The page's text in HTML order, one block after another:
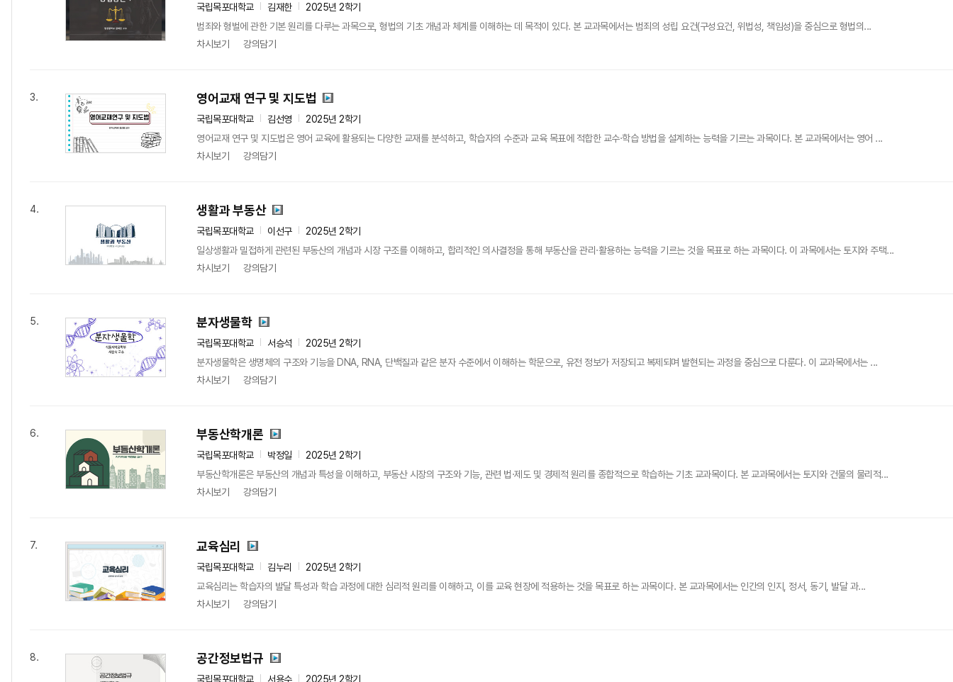
국립목포대학교 김재한
2025년 2학기
범죄와 형벌에 관한 기본 원리를 다루는 과목으로, 형법의 기초 개념과 체계를 이해하는 데 목적이 있다. 본 교과목에서는 범죄의 성립 요건(구성요건, 위법성, 책임성)을 중심으로 형법의...
차시보기
강의담기
3. 영어교재 연구 및 지도법
국립목포대학교 김선영
2025년 2학기
영어교재 연구 및 지도법은 영어 교육에 활용되는 다양한 교재를 분석하고, 학습자의 수준과 교육 목표에 적합한 교수·학습 방법을 설계하는 능력을 기르는 과목이다. 본 교과목에서는 영어 ...
차시보기
강의담기
4. 생활과 부동산
국립목포대학교 이선구
2025년 2학기
일상생활과 밀접하게 관련된 부동산의 개념과 시장 구조를 이해하고, 합리적인 의사결정을 통해 부동산을 관리·활용하는 능력을 기르는 것을 목표로 하는 과목이다. 이 과목에서는 토지와 주택...
차시보기
강의담기
5. 분자생물학
국립목포대학교 서승석
2025년 2학기
분자생물학은 생명체의 구조와 기능을 DNA, RNA, 단백질과 같은 분자 수준에서 이해하는 학문으로, 유전 정보가 저장되고 복제되며 발현되는 과정을 중심으로 다룬다. 이 교과목에서는 ...
차시보기
강의담기
6. 부동산학개론
국립목포대학교 박정일
2025년 2학기
부동산학개론은 부동산의 개념과 특성을 이해하고, 부동산 시장의 구조와 기능, 관련 법·제도 및 경제적 원리를 종합적으로 학습하는 기초 교과목이다. 본 교과목에서는 토지와 건물의 물리적...
차시보기
강의담기
7. 교육심리
국립목포대학교 김누리
2025년 2학기
교육심리는 학습자의 발달 특성과 학습 과정에 대한 심리적 원리를 이해하고, 이를 교육 현장에 적용하는 것을 목표로 하는 과목이다. 본 교과목에서는 인간의 인지, 정서, 동기, 발달 과...
차시보기
강의담기
8. 공간정보법규
국립목포대학교 서용수
2025년 2학기